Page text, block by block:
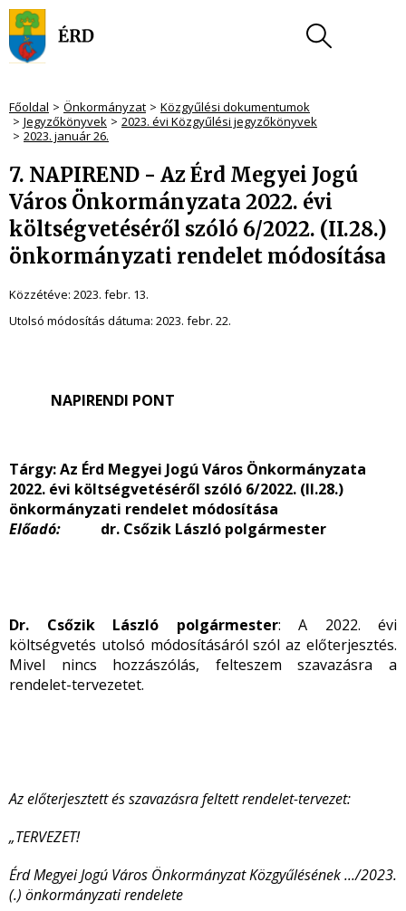
Főoldal Önkormányzat
Közgyűlési dokumentumok
Jegyzőkönyvek
2023. évi Közgyűlési jegyzőkönyvek
2023. január 26.
7. NAPIREND - Az Érd Megyei Jogú
Város Önkormányzata 2022. évi
költségvetéséről szóló 6/2022. (II.28.)
önkormányzati rendelet módosítása
Közzétéve: 2023. febr. 13.
Utolsó módosítás dátuma: 2023. febr. 22.
NAPIRENDI PONT
Tárgy:Az Érd Megyei Jogú Város Önkormányzata
2022. évi költségvetéséről szóló 6/2022. (II.28.)
önkormányzati rendelet módosítása
Előadó: dr. Csőzik László polgármester
Dr. Csőzik László polgármester: A 2022. évi
költségvetés utolsó módosításáról szól az előterjesztés.
Mivel nincs hozzászólás, felteszem szavazásra a
rendelet-tervezetet.
Az előterjesztett és szavazásra feltett rendelet-tervezet:
„TERVEZET!
Érd Megyei Jogú Város Önkormányzat Közgyűlésének .../2023.
(.) önkormányzati rendelete